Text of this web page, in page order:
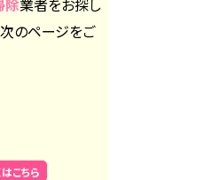
除業者をお探し
のページをご
こちら